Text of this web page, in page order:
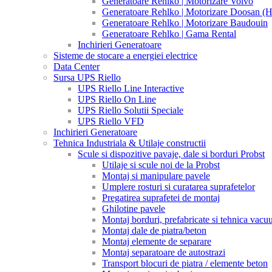
Generatoare Rehlko | Motorizare Doosan
Generatoare Rehlko | Motorizare Baudouin
Generatoare Rehlko | Gama Rental
Inchirieri Generatoare
Sisteme de stocare a energiei electrice
Data Center
Sursa UPS Riello
UPS Riello Line Interactive
UPS Riello On Line
UPS Riello Solutii Speciale
UPS Riello VFD
Inchirieri Generatoare
Tehnica Industriala & Utilaje constructii
Scule si dispozitive pavaje, dale si borduri Probst
Utilaje si scule noi de la Probst
Montaj si manipulare pavele
Umplere rosturi si curatarea suprafetelor
Pregatirea suprafetei de montaj
Ghilotine pavele
Montaj borduri, prefabricate si tehnica
Montaj dale de piatra/beton
Montaj elemente de separare
Montaj separatoare de autostrazi
Transport blocuri de piatra / elemente beton